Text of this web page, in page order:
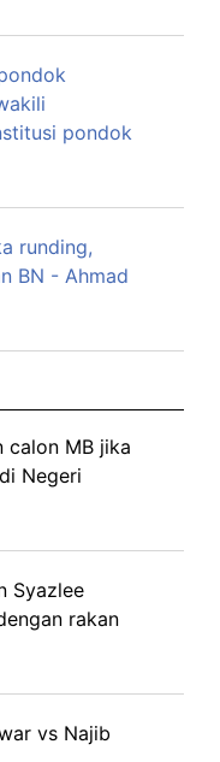
pondok
runding,
BN - Ahmad
calon MB jika
Negeri
Syazlee
rakan
vs Najib